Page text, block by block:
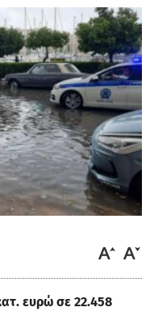
ευρώ σε 22.458